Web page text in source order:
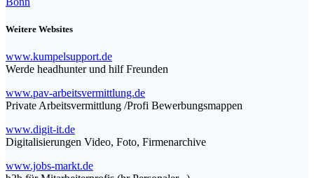
Weitere Websites
www.kumpelsupport.de
Werde headhunter und hilf Freunden
www.pav-arbeitsvermittlung.de
Private Arbeitsvermittlung /Profi Bewerbungsmappen
www.digit-it.de
Digitalisierungen Video, Foto, Firmenarchive
www.jobs-markt.de